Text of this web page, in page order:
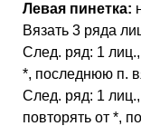
Левая пинетка:
Вязать 3 ряда
След. ряд: 1 лиц.,
*, последнюю п.
След. ряд: 1
повторять от *,